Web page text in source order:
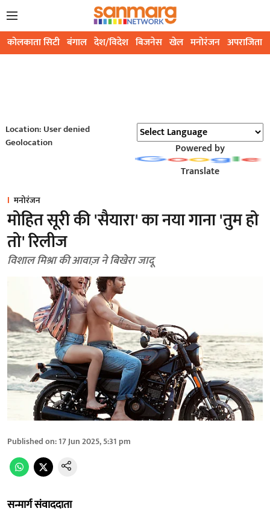
कोलकाता सिटी बंगाल देश/विदेश बिजनेस खेल मनोरंजन अपराजिता
Location: User denied
Geolocation
Powered by
Translate
मनोरंजन
मोहित सूरी की 'सैयारा' का नया गाना 'तुम हो
तो' रिलीज
विशाल मिश्रा की आवाज़ ने बिखेरा जादू
Published on:17 Jun 2025, 5:31 pm
सन्मार्ग संवाददाता